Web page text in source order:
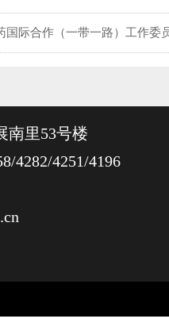
国际合作（一带一路）工作委
南里53号楼
4282/4251/4196